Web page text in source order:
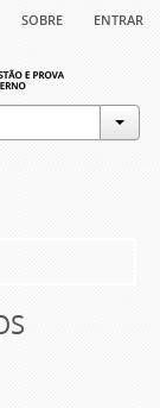
sobre entrar